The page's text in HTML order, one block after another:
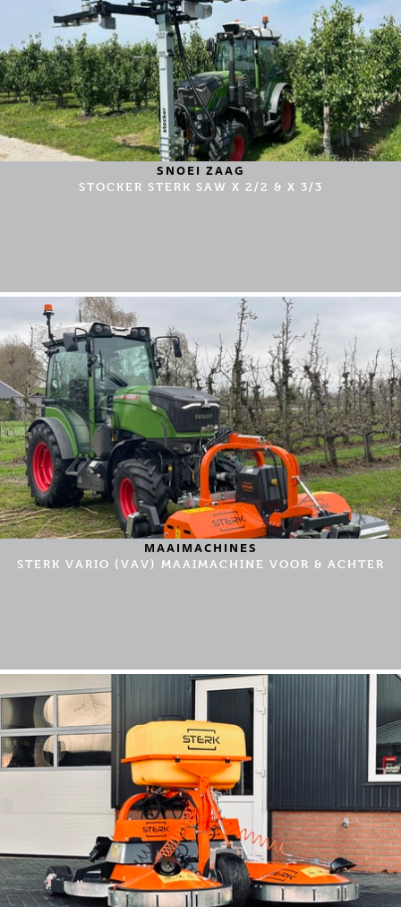
SNOEI ZAAG
STOCKER STERK SAW X 2/2 & X 3/3
MAAIMACHINES
STERK VARIO (VAV) MAAIMACHINE VOOR & ACHTER